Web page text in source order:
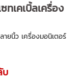
เคเบิ้ลเครื่อง
ยนิ้ว เครื่องมอนิเตอร์
บ